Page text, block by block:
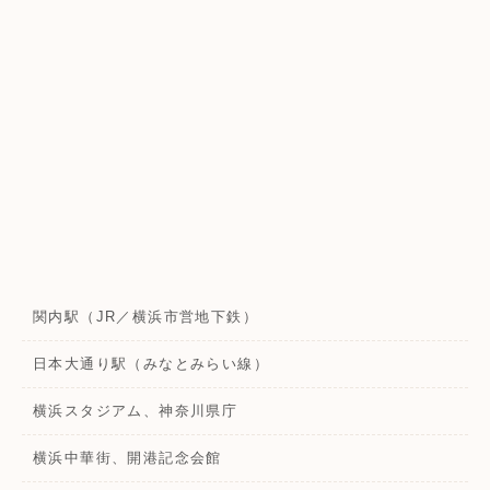
関内駅（JR／横浜市営地下鉄）
日本大通り駅（みなとみらい線）
横浜スタジアム、神奈川県庁
横浜中華街、開港記念会館